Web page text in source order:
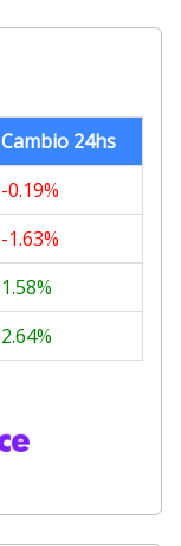
Cambio 24hs
-0.19%
-1.63%
1.58%
2.64%